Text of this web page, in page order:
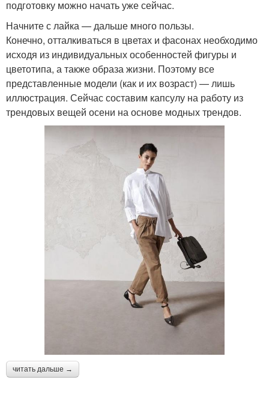
подготовку можно начать уже сейчас.
Начните с лайка — дальше много пользы.
Конечно, отталкиваться в цветах и фасонах необходимо
исходя из индивидуальных особенностей фигуры и
цветотипа, а также образа жизни. Поэтому все
представленные модели (как и их возраст) — лишь
иллюстрация. Сейчас составим капсулу на работу из
трендовых вещей осени на основе модных трендов.
читать дальше →